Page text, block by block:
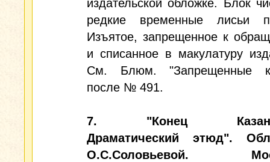
издательской обложке. Блок
редкие временные лисьи
Изъятое, запрещенное к
и списанное в макулатуру
См. Блюм. "Запрещенные
после № 491.
7. "Конец
Драматический этюд".
О.С.Соловьевой.